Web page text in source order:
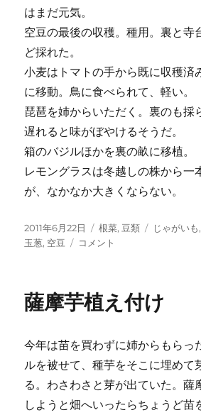
はまだ元気。
空豆の最後の収穫。種用。裏と寺
ど採れた。
小麦はトマトの手から既に収穫済
に移動。鳥に食べられて、軽い。
琵琶を姉からいただく。裏のも採
遅れると味がぼやけるそうだ。
箱のバジルほかを裏の畝に移植。
レモングラスは冬越しの株から一
が、なかなか大きくならない。
投
稿
2011年6月22日
カ
テ
根菜, 豆類
タ
じゃがいも,
玉葱, 空豆
玉
に
コメント
薩摩芋植え付け
今年は苗を買わずに姉からもらっ
ルを被せて、種芋をそこに埋めて
る。わさわさと芽が出ていた。薩
しようと畑へいったらちょうど苗